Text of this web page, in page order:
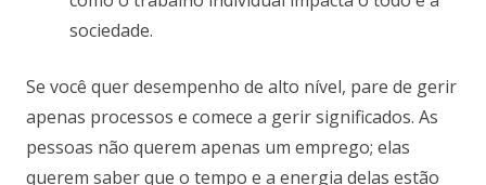
sociedade.
Se você quer desempenho de alto nível, pare de gerir
apenas processos e comece a gerir significados. As
pessoas não querem apenas um emprego; elas
querem saber que o tempo e a energia delas estão